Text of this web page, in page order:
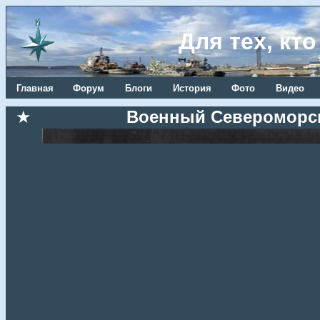
Для тех,
Главная Форум Блоги История Фото Видео
★ Военный